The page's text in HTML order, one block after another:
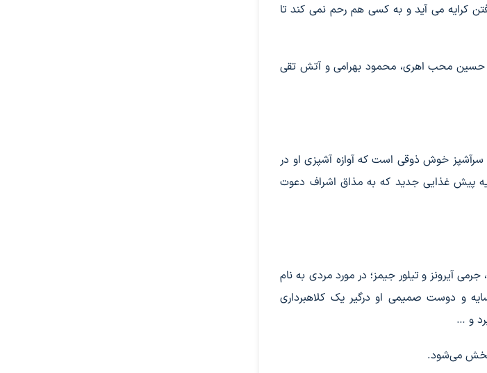
کرایه می آید و به کسی هم رحم نمی کند تا
حسین محب اهری، محمود بهرامی و آتش تقی
سرآشپز خوش ذوقی است که آوازه آشپزی او در
پیش غذایی جدید که به مذاق اشراف دعوت
آیرونز و تیلور جیمز؛ در مورد مردی به نام
و دوست صمیمی او درگیر یک کلاهبرداری
و …